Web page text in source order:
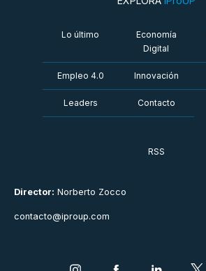
Director: Norberto Zocco
contacto@iproup.com
Lo último
Economía
Digital
Empleo 4.0 Innovación
Leaders Contacto
RSS